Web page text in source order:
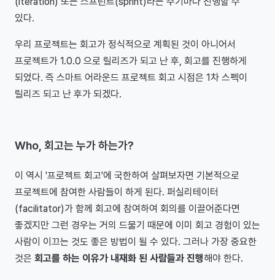
있다.
우리 프로젝트는 회고가 정식적으로 계획된 것이 아니어서
프로젝트가 1.0.0 으로 릴리즈가 되고 난 후, 회고를 진행하게
되었다. 즉 스마트 어라운드 프로젝트 회고 시점은 1차 스펙이
릴리즈 되고 난 후가 되겠다.
Who, 회고는 누가 하는가?
이 역시 '프로젝트 회고'에 국한하여 살펴보자면 기본적으로
프로젝트에 참여한 사람들이 하게 된다. 퍼실리테이터
(facilitator)가 함께 회고에 참여하여 회의를 이끌어준다면
좋겠지만 그런 경우는 거의 드물기 때문에 이미 회고 경험이 있는
사람이 이끄는 것도 좋은 방법이 될 수 있다. 그러나 가장 중요한
것은 회고를 하는 이유가 내재화 된 사람들과 진행해야 한다.